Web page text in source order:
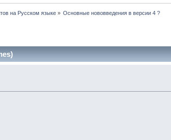
на Русском языке » Основные нововведения в версии 4 ?